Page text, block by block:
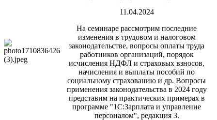
11.04.2024
На семинаре рассмотрим последние
изменения в трудовом и налоговом
законодательстве, вопросы оплаты труда
работников организаций, порядок
исчисления НДФЛ и страховых взносов,
начисления и выплаты пособий по
социальному страхованию и др. Вопросы
применения законодательства в 2024 году
представим на практических примерах в
программе "1С:Зарплата и управление
персоналом", редакция 3.